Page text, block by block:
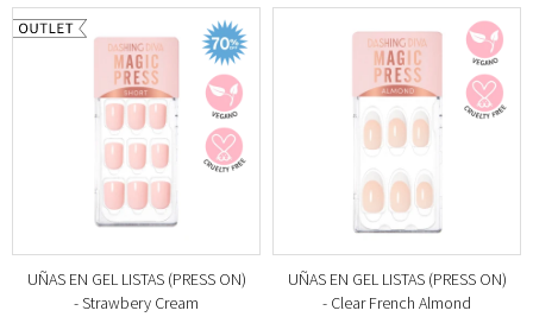
UÑAS EN GEL LISTAS (PRESS ON)
- Strawbery Cream
UÑAS EN GEL LISTAS (PRESS ON)
- Clear French Almond